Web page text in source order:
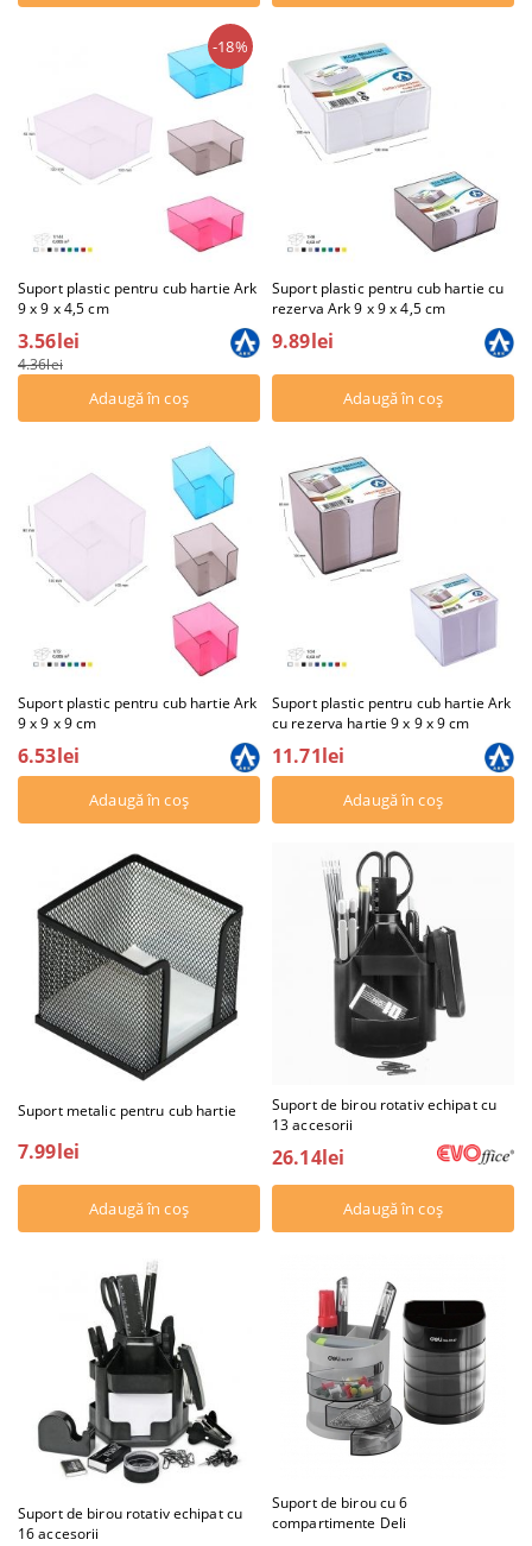
Suport plastic pentru cub hartie Ark
9 x 9 x 4,5 cm
-18%
3.56lei
4.36lei
Suport plastic pentru cub hartie cu
rezerva Ark 9 x 9 x 4,5 cm
9.89lei
Suport plastic pentru cub hartie Ark
9 x 9 x 9 cm
6.53lei
Suport plastic pentru cub hartie Ark
cu rezerva hartie 9 x 9 x 9 cm
11.71lei
Suport metalic pentru cub hartie
7.99lei
Suport de birou rotativ echipat cu
13 accesorii
26.14lei
Suport de birou rotativ echipat cu
16 accesorii
Suport de birou cu 6
compartimente Deli